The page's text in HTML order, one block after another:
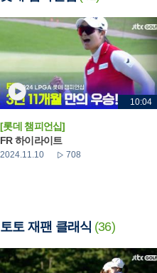
10:04
[롯데 챔피언십]
FR 하이라이트
2024.11.10 708
토토 재팬 클래식 (36)